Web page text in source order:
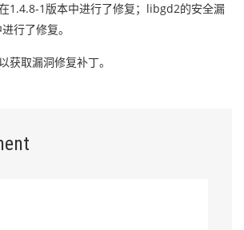
1.4.8-1版本中进行了修复；libgd2的安全漏
行了修复。
获取漏洞修复补丁。